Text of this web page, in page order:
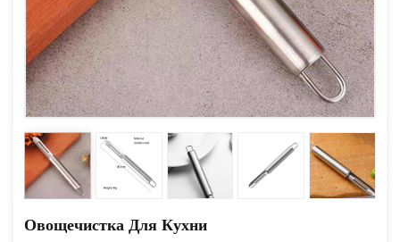
Овощечистка Для Кухни